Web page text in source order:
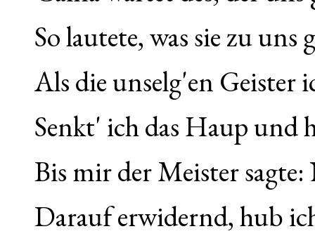
So lautete, was sie zu uns
Als die unselg'en Geister
Senkt' ich das Haup und
Bis mir der Meister
Darauf erwidernd, hub